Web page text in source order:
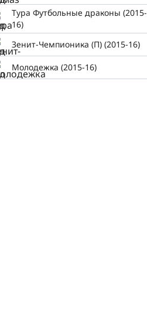
Тура Футбольные драконы (2015-
16)
Зенит-Чемпионика (П) (2015-16)
Молодежка (2015-16)